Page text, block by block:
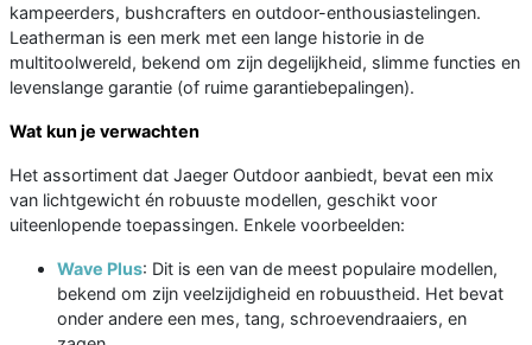
kampeerders, bushcrafters en outdoor-enthousiastelingen.
Leatherman is een merk met een lange historie in de
multitoolwereld, bekend om zijn degelijkheid, slimme functies en
levenslange garantie (of ruime garantiebepalingen).
Wat kun je verwachten
Het assortiment dat Jaeger Outdoor aanbiedt, bevat een mix
van lichtgewicht én robuuste modellen, geschikt voor
uiteenlopende toepassingen. Enkele voorbeelden:
Wave Plus: Dit is een van de meest populaire modellen,
bekend om zijn veelzijdigheid en robuustheid. Het bevat
onder andere een mes, tang, schroevendraaiers, en